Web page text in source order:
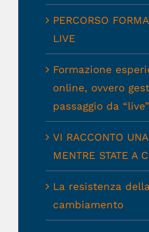
PERCORSO
LIVE
Formazione
online, ovvero
passaggio da
VI RACCONTO
MENTRE STATE A
La resistenza
cambiamento